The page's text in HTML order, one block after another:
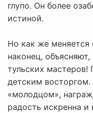
глупо. Он более
истиной.
Но как же меняется
наконец,
тульских мастеров!
детским
«молодцом»,
радость искренна и